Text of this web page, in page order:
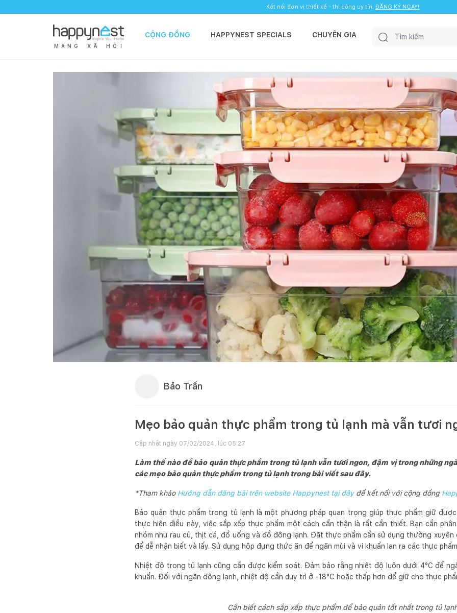
Kết nối đơn vị thiết kế - thi công uy tín. ĐĂNG KÝ NGAY!
M Ạ N G X Ã H Ộ I
CỘNG ĐỒNG HAPPYNEST SPECIALS CHUYÊN GIA
Bảo Trần
Mẹo bảo quản thực phẩm trong tủ lạnh mà vẫn tươi
Cập nhật ngày 07/02/2024, lúc 05:27
Làm thế nào để bảo quản thực phẩm trong tủ lạnh vẫn tươi ngon, đậm vị trong những
các mẹo bảo quản thực phẩm trong tủ lạnh trong bài viết sau đây.
*Tham khảo Hướng dẫn đăng bài trên website Happynest tại đâyđể kết nối với cộng đồng
Bảo quản thực phẩm trong tủ lạnh là một phương pháp quan trọng giúp thực phẩm giữ
thực hiện điều này, việc sắp xếp thực phẩm một cách cẩn thận là rất cần thiết. Bạn cần
nhóm như rau củ, thịt cá, đồ uống và đồ đông lạnh. Đặt thực phẩm cần sử dụng thường
để dễ nhận biết và lấy. Sử dụng hộp đựng thức ăn để ngăn mùi và vi khuẩn lan ra các thực
Nhiệt độ trong tủ lạnh cũng cần được kiểm soát. Đảm bảo rằng nhiệt độ luôn dưới 4°C để
khuẩn. Đối với ngăn đông lạnh, nhiệt độ cần duy trì ở -18°C hoặc thấp hơn để giữ cho thực
Cần biết cách sắp xếp thực phẩm để bảo quản tốt nhất trong tủ